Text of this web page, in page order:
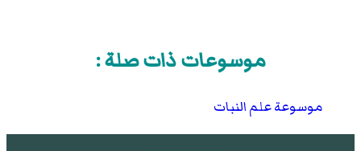
موسوعات ذات صلة :
موسوعة علم النبات